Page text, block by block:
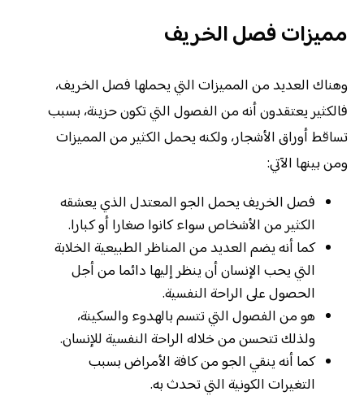
مميزات فصل الخريف
وهناك العديد من المميزات التي يحملها فصل الخريف،
فالكثير يعتقدون أنه من الفصول التي تكون حزينة، بسبب
تساقط أوراق الأشجار، ولكنه يحمل الكثير من المميزات
ومن بينها الآتي:
فصل الخريف يحمل الجو المعتدل الذي يعشقه
الكثير من الأشخاص سواء كانوا صغارا أو كبارا.
كما أنه يضم العديد من المناظر الطبيعية الخلابة
التي يحب الإنسان أن ينظر إليها دائما من أجل
الحصول على الراحة النفسية.
هو من الفصول التي تتسم بالهدوء والسكينة،
ولذلك تتحسن من خلاله الراحة النفسية للإنسان.
كما أنه ينقي الجو من كافة الأمراض بسبب
التغيرات الكونية التي تحدث به.